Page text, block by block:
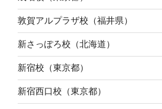
敦賀アルプラザ校（福井県）
新さっぽろ校（北海道）
新宿校（東京都）
新宿西口校（東京都）